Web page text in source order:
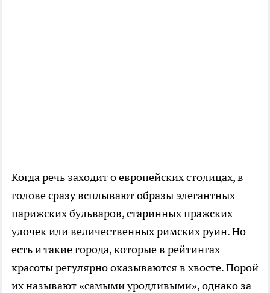
Когда речь заходит о европейских столицах, в
голове сразу всплывают образы элегантных
парижских бульваров, старинных пражских
улочек или величественных римских руин. Но
есть и такие города, которые в рейтингах
красоты регулярно оказываются в хвосте. Порой
их называют «самыми уродливыми», однако за